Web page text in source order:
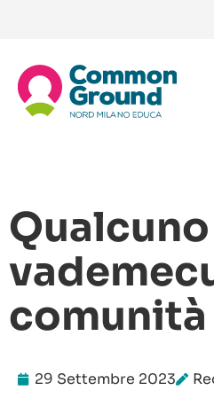
comunità
29 Settembre 2023